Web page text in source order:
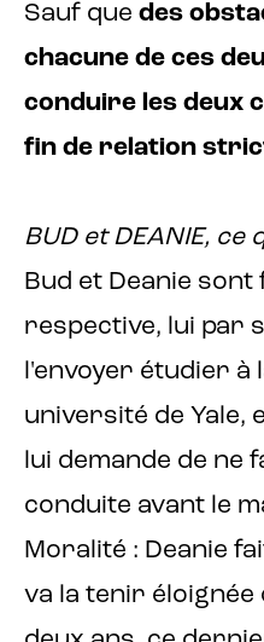
Sauf que des
chacune de ces
conduire les deux
fin de relation
BUD et DEANIE, ce
Bud et Deanie
respective, lui par
l'envoyer étudier à
université de Yale,
lui demande de ne
conduite avant le
Moralité : Deanie
va la tenir éloignée